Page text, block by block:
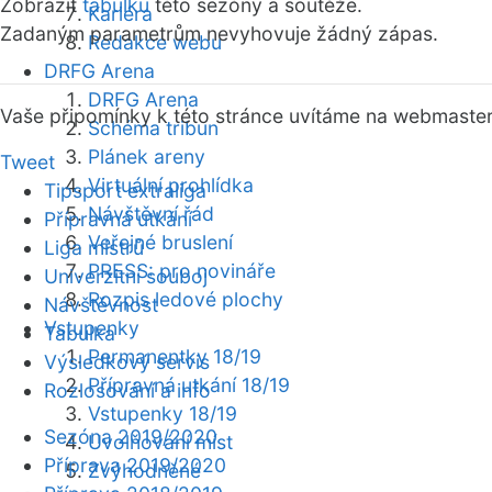
Kariéra
Redakce webu
DRFG Arena
DRFG Arena
Schéma tribun
Plánek areny
Virtuální prohlídka
Návštěvní řád
Veřejné bruslení
PRESS: pro novináře
Rozpis ledové plochy
Vstupenky
Permanentky 18/19
Přípravná utkání 18/19
Vstupenky 18/19
Uvolňování míst
Zvýhodněné
Zobrazit tabulku této sezóny a soutěže.
Zadaným parametrům nevyhovuje žádný zápas.
Vaše připomínky k této stránce uvítáme na webmaster
Tweet
Tipsport extraliga
Přípravná utkání
Liga mistrů
Univerzitní souboj
Návštěvnost
Tabulka
Výsledkový servis
Rozlosování a info
Sezóna 2019/2020
Příprava 2019/2020